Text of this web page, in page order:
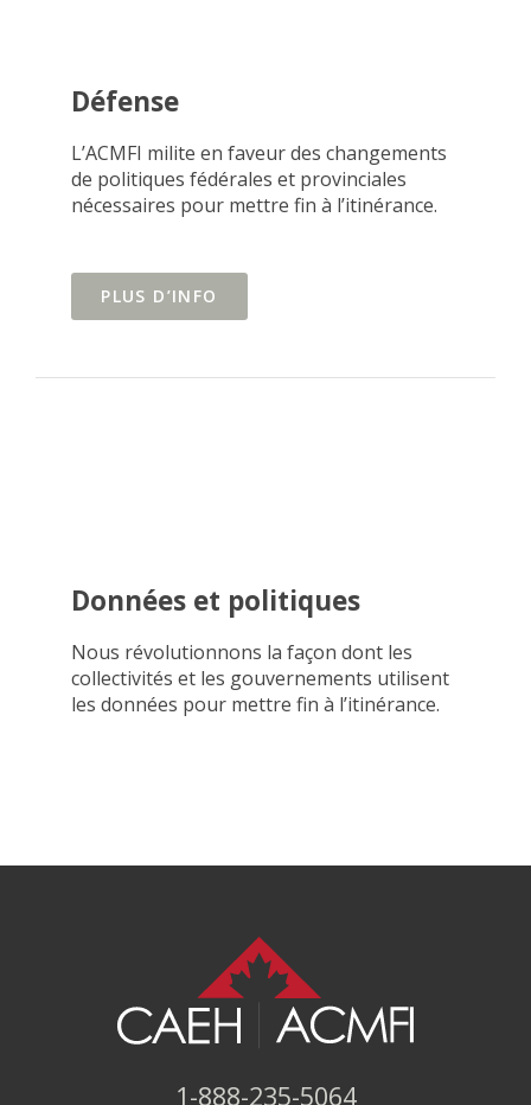
Défense
L’ACMFI milite en faveur des changements
de politiques fédérales et provinciales
nécessaires pour mettre fin à l’itinérance.
PLUS D’INFO
Données et politiques
Nous révolutionnons la façon dont les
collectivités et les gouvernements utilisent
les données pour mettre fin à l’itinérance.
1-888-235-5064